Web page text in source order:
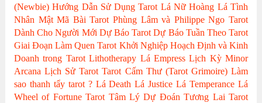
(Newbie) Hướng Dẫn Sử Dụng Tarot Lá Nữ Hoàng Lá Tình
Nhân Mật Mã Bài Tarot Phùng Lâm và Philippe Ngo Tarot
Dành Cho Người Mới Dự Báo Tarot Dự Báo Tuần Theo Tarot
Giai Đoạn Làm Quen Tarot Khởi Nghiệp Hoạch Định và Kinh
Doanh trong Tarot Lithotherapy Lá Empress Lịch Kỳ Minor
Arcana Lịch Sử Tarot Tarot Cấm Thư (Tarot Grimoire) Làm
sao thanh tẩy tarot ? Lá Death Lá Justice Lá Temperance Lá
Wheel of Fortune Tarot Tâm Lý Dự Đoán Tương Lai Tarot